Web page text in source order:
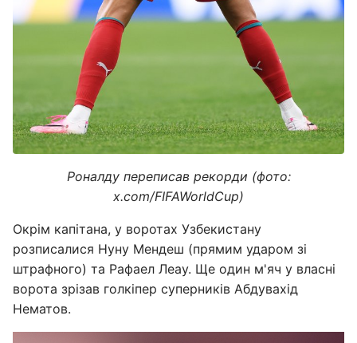
Роналду переписав рекорди (фото:
x.com/FIFAWorldCup)
Окрім капітана, у воротах Узбекистану
розписалися Нуну Мендеш (прямим ударом зі
штрафного) та Рафаел Леау. Ще один м'яч у власні
ворота зрізав голкіпер суперників Абдувахід
Нематов.